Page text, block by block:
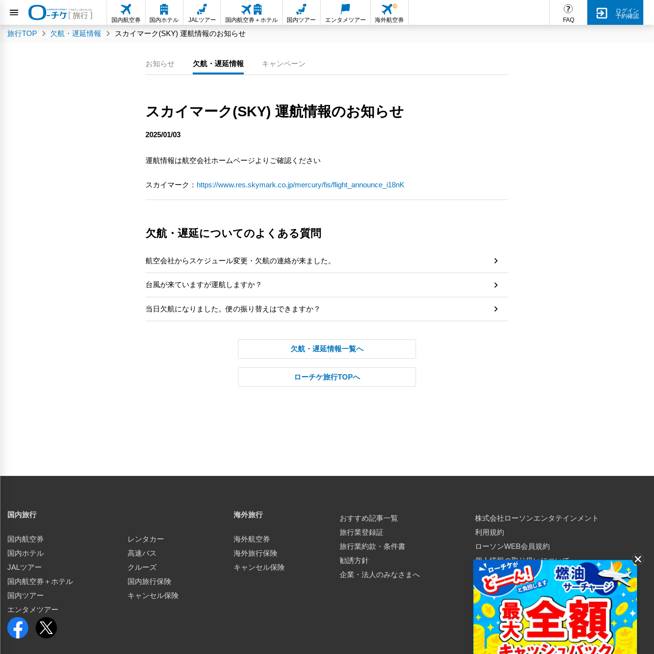
FAQ
ログイン
予約確認
国内航空券 国内ホテル JALツアー 国内航空券＋ホテル 国内ツアー エンタメツアー 海外航空券
旅行TOP 欠航・遅延情報 スカイマーク(SKY) 運航情報のお知らせ
お知らせ 欠航・遅延情報 キャンペーン
スカイマーク(SKY) 運航情報のお知らせ
2025/01/03
運航情報は航空会社ホームページよりご確認ください
スカイマーク： https://www.res.skymark.co.jp/mercury/fis/flight_announce_i18nK
欠航・遅延についてのよくある質問
航空会社からスケジュール変更・欠航の連絡が来ました。
台風が来ていますが運航しますか？
当日欠航になりました。便の振り替えはできますか？
欠航・遅延情報一覧へ
ローチケ旅行TOPへ
国内旅行
国内航空券
国内ホテル
JALツアー
国内航空券＋ホテル
国内ツアー
エンタメツアー
レンタカー
高速バス
クルーズ
国内旅行保険
キャンセル保険
海外旅行
海外航空券
海外旅行保険
キャンセル保険
おすすめ記事一覧
旅行業登録証
旅行業約款・条件書
勧誘方針
企業・法人のみなさまへ
株式会社ローソンエンタテインメント
利用規約
ローソンWEB会員規約
個人情報の取り扱いについて
個人情報保護方針